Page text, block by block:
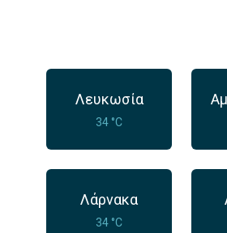
Λευκωσία
34 °C
Λάρνακα
34 °C